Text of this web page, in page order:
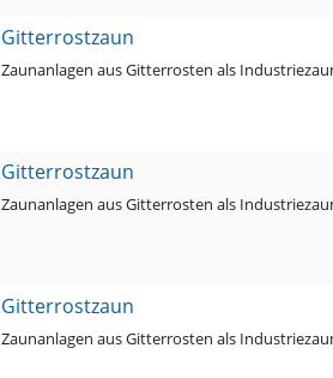
Gitterrostzaun
Zaunanlagen aus Gitterrosten als
Gitterrostzaun
Zaunanlagen aus Gitterrosten als
Gitterrostzaun
Zaunanlagen aus Gitterrosten als